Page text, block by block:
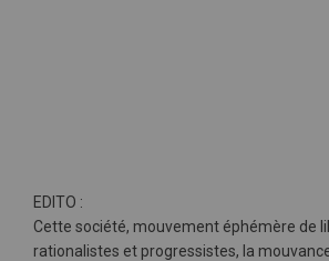
EDITO :
Cette société, mouvement éphémère de
rationalistes et progressistes, la